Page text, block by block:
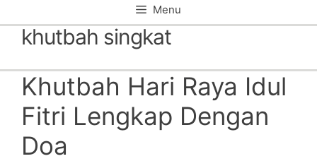
Menu
khutbah singkat
Khutbah Hari Raya Idul
Fitri Lengkap Dengan
Doa